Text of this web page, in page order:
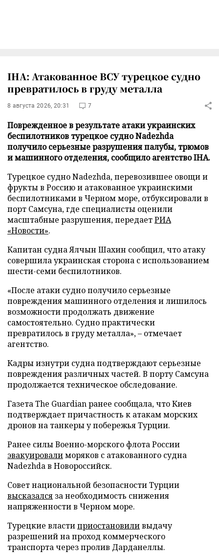
IHA: Атакованное ВСУ турецкое судно
превратилось в груду металла
8 августа 2026, 20:31 7
Поврежденное в результате атаки украинских
беспилотников турецкое судно Nadezhda
получило серьезные разрушения палубы, трюмов
и машинного отделения, сообщило агентство IHA.
Турецкое судно Nadezhda, перевозившее овощи и
фрукты в Россию и атакованное украинскими
беспилотниками в Черном море, отбуксировали в
порт Самсуна, где специалисты оценили
масштабные разрушения, передаетРИА
«Новости».
Капитан судна Ялчын Шахин сообщил, что атаку
совершила украинская сторона с использованием
шести-семи беспилотников.
«После атаки судно получило серьезные
повреждения машинного отделения и лишилось
возможности продолжать движение
самостоятельно. Судно практически
превратилось в груду металла», – отмечает
агентство.
Кадры изнутри судна подтверждают серьезные
повреждения различных частей. В порту Самсуна
продолжается техническое обследование.
Газета The Guardian ранее сообщала, что Киев
подтверждает причастность к атакам морских
дронов на танкеры у побережья Турции.
Ранее силы Военно-морского флота России
эвакуировалиморяков с атакованного судна
Nadezhda в Новороссийск.
Совет национальной безопасности Турции
высказался за необходимость снижения
напряженности в Черном море.
Турецкие властиприостановиливыдачу
разрешений на проход коммерческого
транспорта через пролив Дарданеллы.